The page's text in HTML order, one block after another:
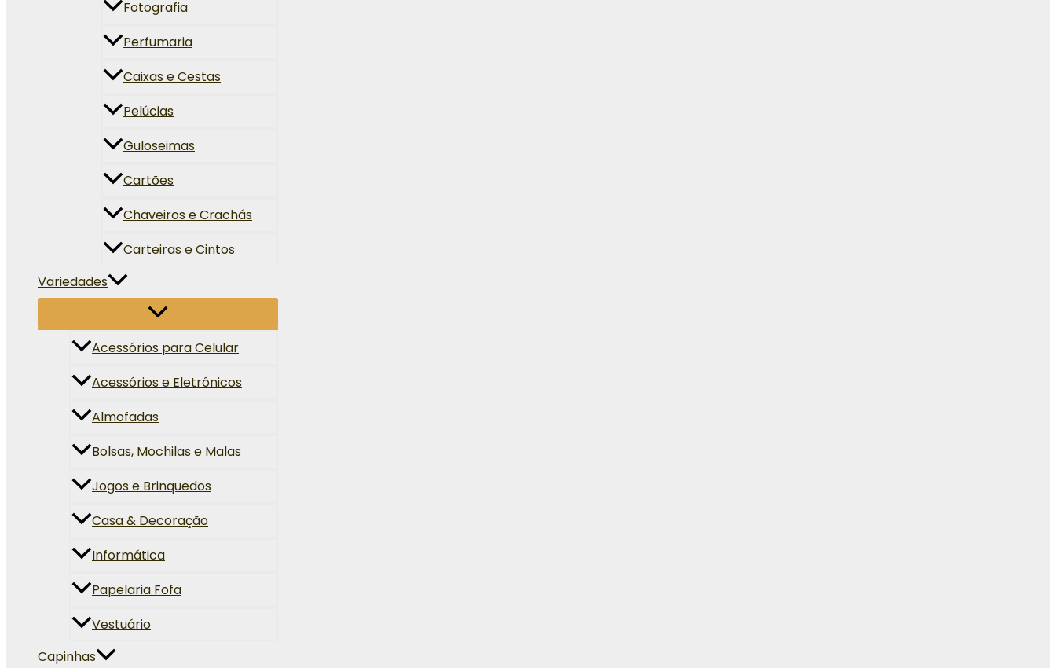
Fotografia
Perfumaria
Caixas e Cestas
Pelúcias
Guloseimas
Cartões
Chaveiros e Crachás
Carteiras e Cintos
Variedades
Acessórios para Celular
Acessórios e Eletrônicos
Almofadas
Bolsas, Mochilas e Malas
Jogos e Brinquedos
Casa & Decoração
Informática
Papelaria Fofa
Vestuário
Capinhas